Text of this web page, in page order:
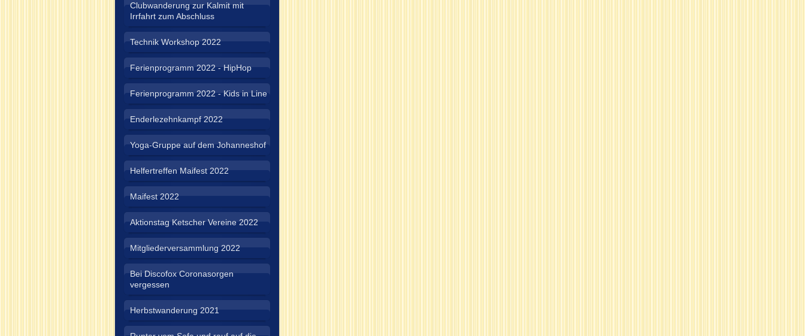
Clubwanderung zur Kalmit mit
Irrfahrt zum Abschluss
Technik Workshop 2022
Ferienprogramm 2022 - HipHop
Ferienprogramm 2022 - Kids in Line
Enderlezehnkampf 2022
Yoga-Gruppe auf dem Johanneshof
Helfertreffen Maifest 2022
Maifest 2022
Aktionstag Ketscher Vereine 2022
Mitgliederversammlung 2022
Bei Discofox Coronasorgen
vergessen
Herbstwanderung 2021